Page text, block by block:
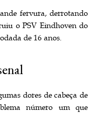
fervura, derrotando
o PSV Eindhoven do
de 16 anos.
dores de cabeça de
número um que